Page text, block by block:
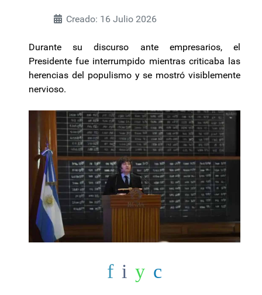
Creado: 16 Julio 2026
Durante su discurso ante empresarios, el
Presidente fue interrumpido mientras criticaba las
herencias del populismo y se mostró visiblemente
nervioso.